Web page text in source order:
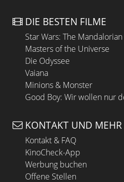
DIE BESTEN FILME
Star Wars: The
Masters of the Universe
Die Odyssee
Vaiana
Minions & Monster
Good Boy: Wir wollen nur
KONTAKT UND MEHR
Kontakt & FAQ
KinoCheck-App
Werbung buchen
Offene Stellen